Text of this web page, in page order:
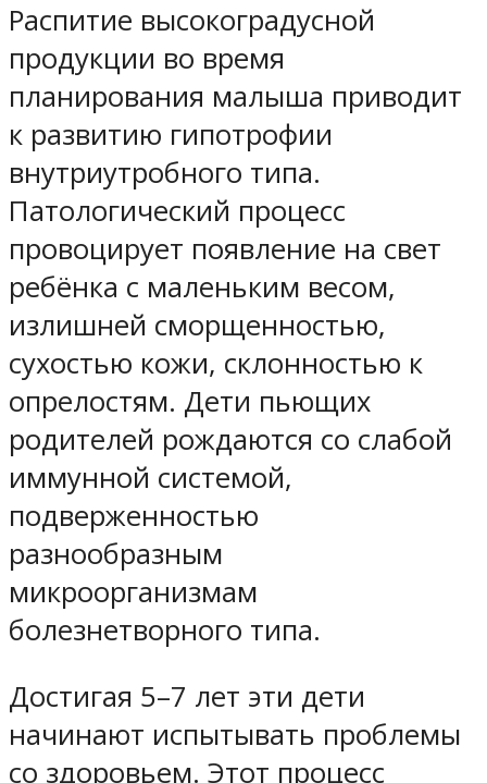
Распитие высокоградусной
продукции во время
планирования малыша приводит
к развитию гипотрофии
внутриутробного типа.
Патологический процесс
провоцирует появление на свет
ребёнка с маленьким весом,
излишней сморщенностью,
сухостью кожи, склонностью к
опрелостям. Дети пьющих
родителей рождаются со слабой
иммунной системой,
подверженностью
разнообразным
микроорганизмам
болезнетворного типа.
Достигая 5–7 лет эти дети
начинают испытывать проблемы
со здоровьем. Этот процесс